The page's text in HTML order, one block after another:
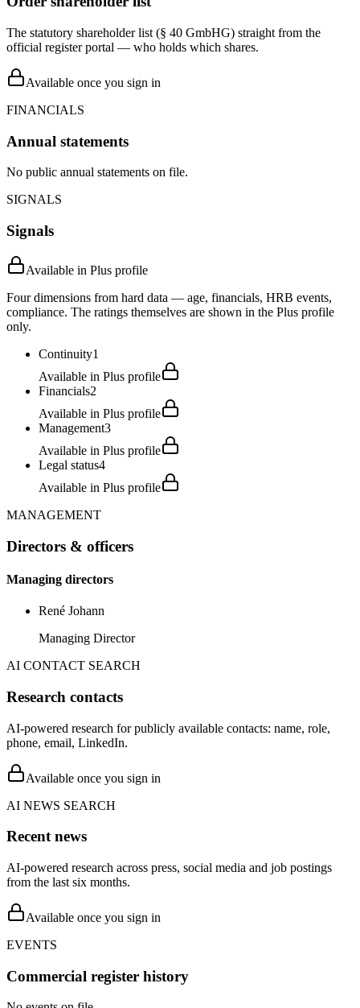
The statutory shareholder list (§ 40 GmbHG) straight from the
official register portal — who holds which shares.
Available once you sign in
FINANCIALS
Annual statements
No public annual statements on file.
SIGNALS
Signals
Available in Plus profile
Four dimensions from hard data — age, financials, HRB events,
compliance. The ratings themselves are shown in the Plus profile
only.
Continuity1
Available in Plus profile
Financials2
Available in Plus profile
Management3
Available in Plus profile
Legal status4
Available in Plus profile
MANAGEMENT
Directors & officers
Managing directors
René Johann
Managing Director
AI CONTACT SEARCH
Research contacts
AI-powered research for publicly available contacts: name, role,
phone, email, LinkedIn.
Available once you sign in
AI NEWS SEARCH
Recent news
AI-powered research across press, social media and job postings
from the last six months.
Available once you sign in
EVENTS
Commercial register history